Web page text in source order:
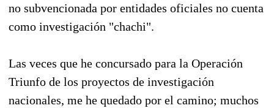
no subvencionada por entidades oficiales no cuenta
como investigación "chachi".
Las veces que he concursado para la Operación
Triunfo de los proyectos de investigación
nacionales, me he quedado por el camino; muchos